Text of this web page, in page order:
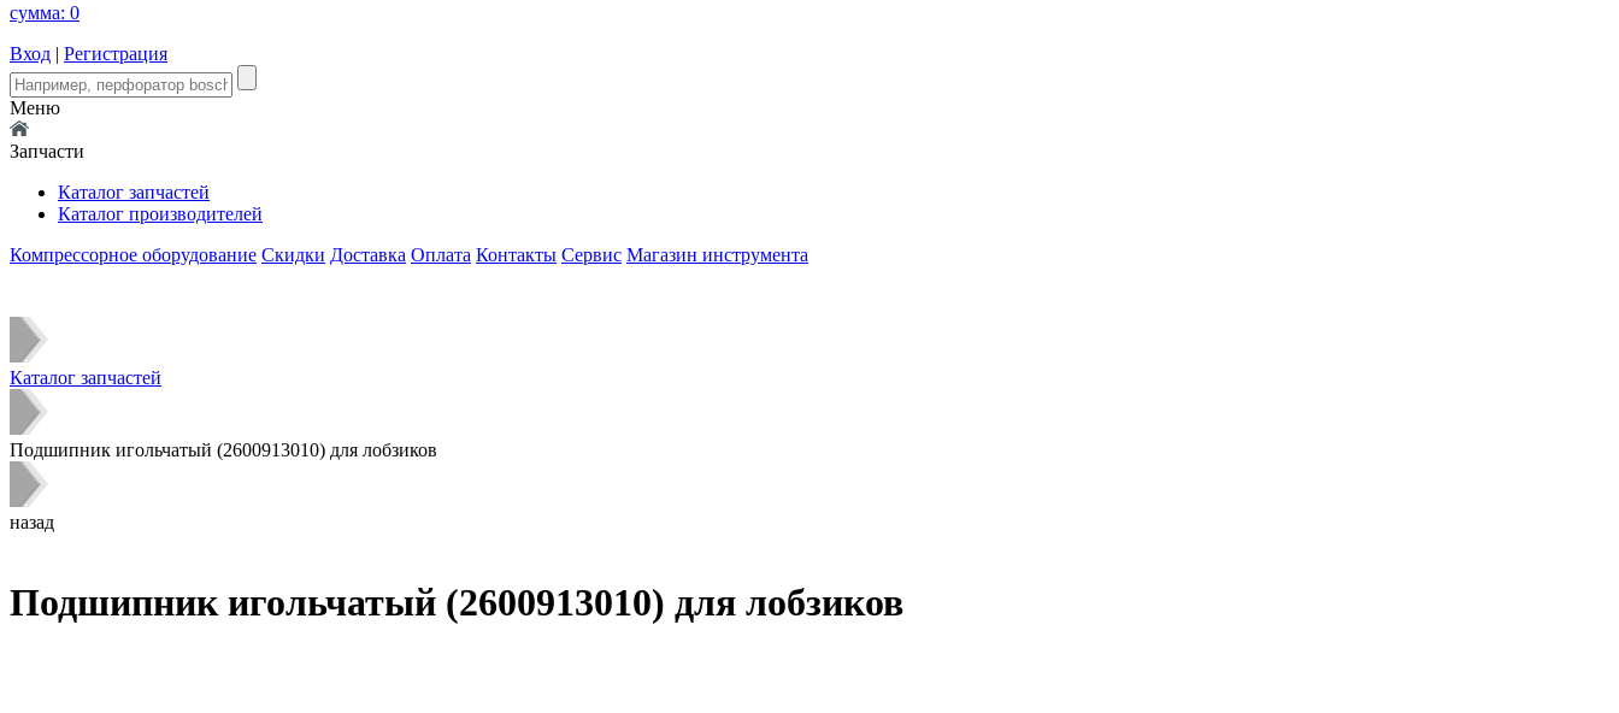
сумма: 0
Вход | Регистрация
Меню
Запчасти
Каталог запчастей
Каталог производителей
Компрессорное оборудование Скидки Доставка Оплата Контакты Сервис Магазин инструмента
Каталог запчастей
Подшипник игольчатый (2600913010) для лобзиков
назад
Подшипник игольчатый (2600913010) для лобзиков